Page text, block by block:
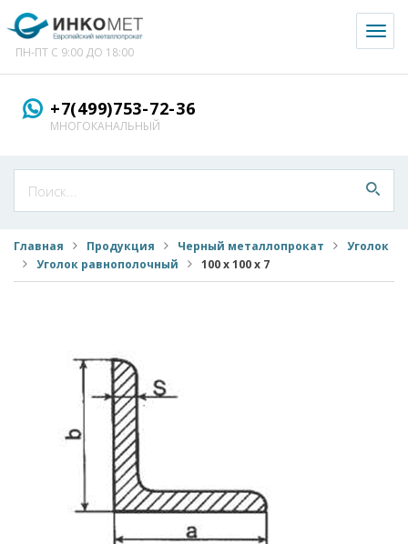
ПН-ПТ С 9:00 ДО 18:00
+7(499)753-72-36
МНОГОКАНАЛЬНЫЙ
Главная Продукция Черный металлопрокат
Уголок
Уголок равнополочный
100 х 100 х 7